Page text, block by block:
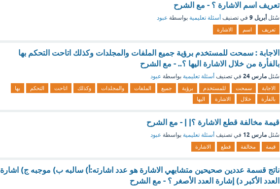
تعريف اسم الاشارة ؟ - مع الشرح
سُئل أبريل 9 في تصنيف أسئلة تعليمية بواسطة عبود
تعريف اسم الاشارة
الاجابة : سمحت للمستخدم برؤية جميع الملفات والمجلدات وكذلك اتاحت التحكم بها
بالفأرة من خلال الاشارة اليها ؟.. - مع الشرح
سُئل مارس 24 في تصنيف أسئلة تعليمية بواسطة عبود
الاجابة سمحت للمستخدم برؤية جميع الملفات والمجلدات وكذلك اتاحت التحكم
بها
بالفأرة
خلال الاشارة اليها
قيمة مخالفة قطع الاشارة ؟| | - مع الشرح
سُئل مارس 12 في تصنيف أسئلة تعليمية بواسطة عبود
قيمة مخالفة قطع الاشارة
ناتج قسمة عددين صحيحين متشابهي الاشارة هو عدد اشارته:أ) سالبه ب) موجبه ج) اشارة
العدد الأكبر د) إشارة العدد الأصغر ؟ - مع الشرح